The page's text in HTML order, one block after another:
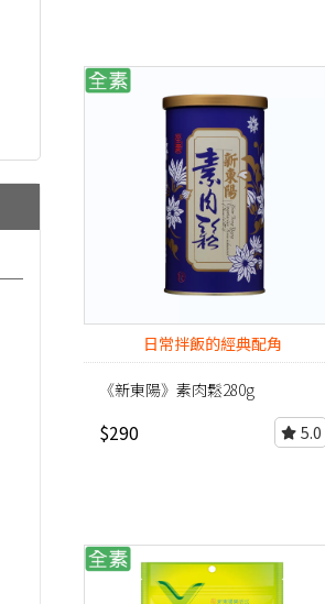
日常拌飯的經典配角
《新東陽》素肉鬆280g
$290 5.0